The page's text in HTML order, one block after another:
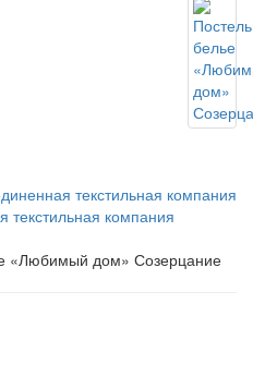
текстильная компания
«Любимый дом» Созерцание